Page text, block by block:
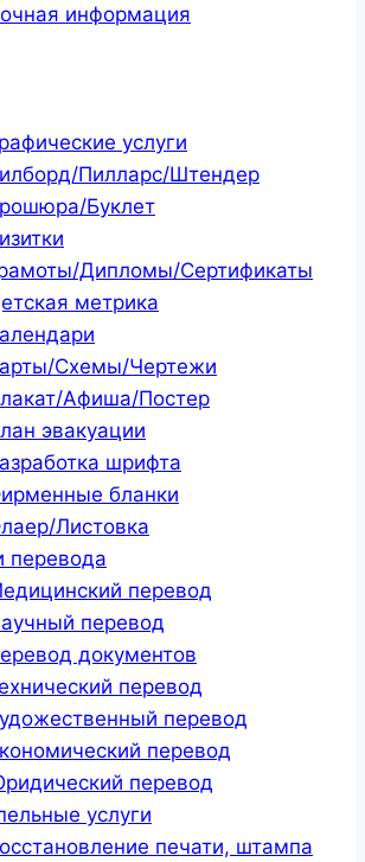
информация
услуги
Пилларс/Штендер
Буклет
Дипломы/Сертификаты
метрика
Схемы/Чертежи
Афиша/Постер
эвакуации
шрифта
бланки
Листовка
перевода
перевод
перевод
документов
перевод
перевод
перевод
перевод
услуги
печати, штампа